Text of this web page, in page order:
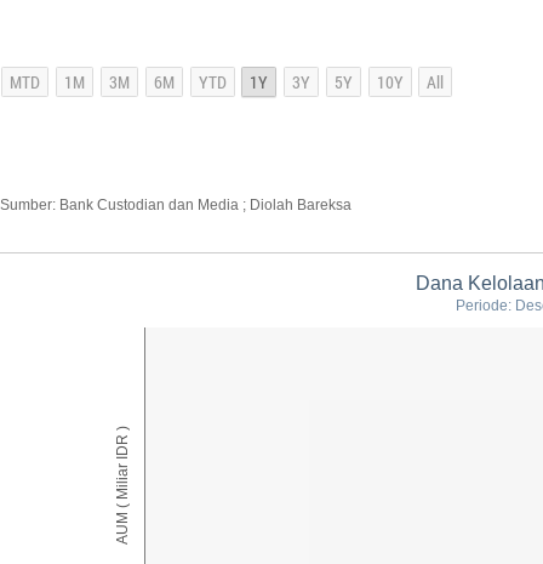
Sumber: Bank Custodian dan Media ; Diolah Bareksa
AUM ( Miliar IDR )
Dana
Periode: